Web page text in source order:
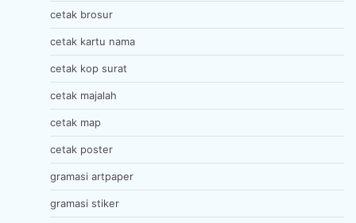
cetak brosur
cetak kartu nama
cetak kop surat
cetak majalah
cetak map
cetak poster
gramasi artpaper
gramasi stiker